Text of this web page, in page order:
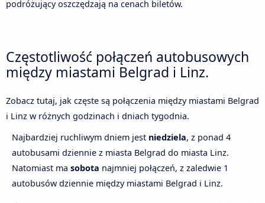
podróżujący oszczędzają na cenach biletów.
Częstotliwość połączeń autobusowych
między miastami Belgrad i Linz.
Zobacz tutaj, jak częste są połączenia między miastami Belgrad
i Linz w różnych godzinach i dniach tygodnia.
Najbardziej ruchliwym dniem jest niedziela, z ponad 4
autobusami dziennie z miasta Belgrad do miasta Linz.
Natomiast ma sobota najmniej połączeń, z zaledwie 1
autobusów dziennie między miastami Belgrad i Linz.